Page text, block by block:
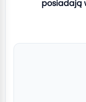
posiadają